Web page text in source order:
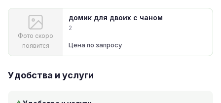
Фото скоро
появится
домик для двоих с чаном
2
Цена по запросу
Удобства и услуги